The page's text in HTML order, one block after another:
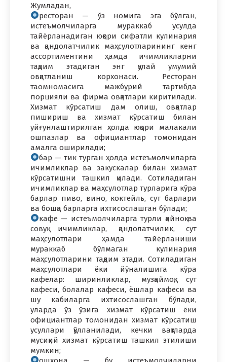
Жумладан,
ресторан — ўз номига эга бўлган,
истеъмолчиларга мураккаб усулда
тайёрланадиган юқори сифатли кулинария
ва қандолатчилик маҳсулотларининг кенг
ассортиментини ҳамда ичимликларни
тақдим этадиган энг қулай умумий
овқатланиш корхонаси. Ресторан
таомномасига мажбурий тартибда
порцияли ва фирма овқатлари киритилади.
Хизмат кўрсатиш дам олиш, овқатлар
пишириш ва хизмат кўрсатиш билан
уйғунлаштирилган ҳолда юқори малакали
ошпазлар ва официантлар томонидан
амалга оширилади;
бар — тик турган ҳолда истеъмолчиларга
ичимликлар ва закускалар билан хизмат
кўрсатишни ташкил қилади. Сотиладиган
ичимликлар ва маҳсулотлар турларига кўра
барлар пиво, вино, коктейль, сут барлари
ва бошқа барларга ихтисослашган бўлади;
кафе — истеъмолчиларга турли қайноқ ва
совуқ ичимликлар, қандолатчилик, сут
маҳсулотлари ҳамда тайёрланиши
мураккаб бўлмаган кулинария
маҳсулотларини тақдим этади. Сотиладиган
маҳсулотлари ёки йўналишига кўра
кафелар: ширинликлар, музқаймоқ, сут
кафеси, болалар кафеси, ёшлар кафеси ва
шу кабиларга ихтисослашган бўлади,
уларда ўз ўзига хизмат кўрсатиш ёки
официантлар томонидан хизмат кўрсатиш
усуллари қўлланилади, кечки вақтларда
мусиқий хизмат кўрсатиш ташкил этилиши
мумкин;